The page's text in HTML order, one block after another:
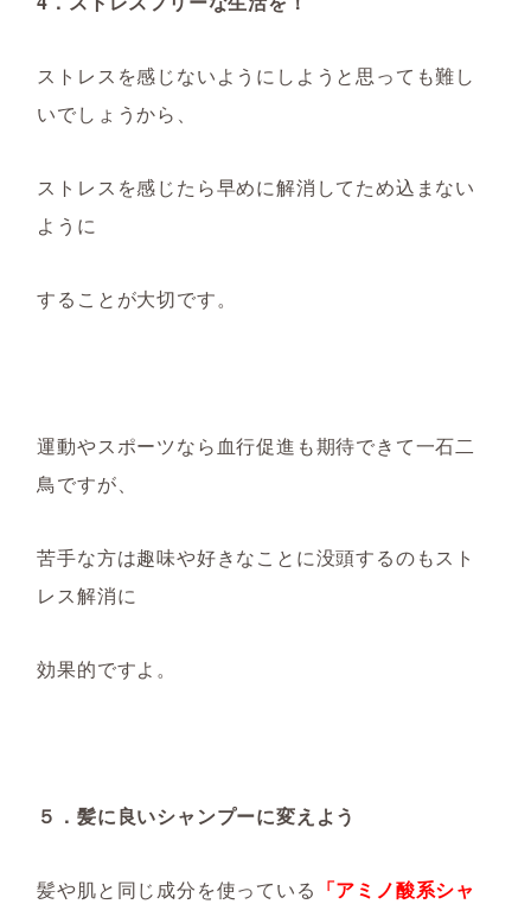
ストレスを感じないようにしようと思っても難し
いでしょうから、
ストレスを感じたら早めに解消してため込まない
ように
することが大切です。
運動やスポーツなら血行促進も期待できて一石二
鳥ですが、
苦手な方は趣味や好きなことに没頭するのもスト
レス解消に
効果的ですよ。
５．髪に良いシャンプーに変えよう
髪や肌と同じ成分を使っている 「アミノ酸系シャ